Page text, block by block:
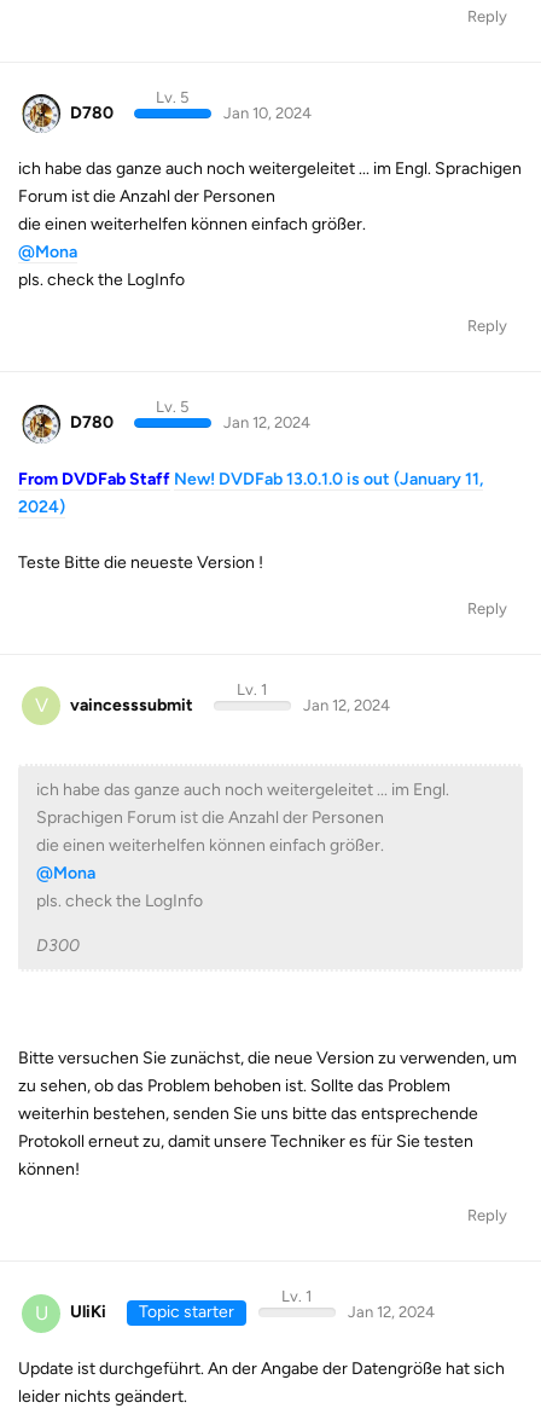
Reply
D780
Lv. 5
Jan 10, 2024
ich habe das ganze auch noch weitergeleitet ... im Engl. Sprachigen
Forum ist die Anzahl der Personen
die einen weiterhelfen können einfach größer.
@Mona
pls. check the LogInfo
Reply
D780
Lv. 5
Jan 12, 2024
From DVDFab Staff New! DVDFab 13.0.1.0 is out (January 11,
2024)
Teste Bitte die neueste Version !
Reply
V vaincesssubmit
Lv. 1
Jan 12, 2024
ich habe das ganze auch noch weitergeleitet ... im Engl.
Sprachigen Forum ist die Anzahl der Personen
die einen weiterhelfen können einfach größer.
@Mona
pls. check the LogInfo
D300
Bitte versuchen Sie zunächst, die neue Version zu verwenden, um
zu sehen, ob das Problem behoben ist. Sollte das Problem
weiterhin bestehen, senden Sie uns bitte das entsprechende
Protokoll erneut zu, damit unsere Techniker es für Sie testen
können!
Reply
U UliKi Topic starter
Lv. 1
Jan 12, 2024
Update ist durchgeführt. An der Angabe der Datengröße hat sich
leider nichts geändert.